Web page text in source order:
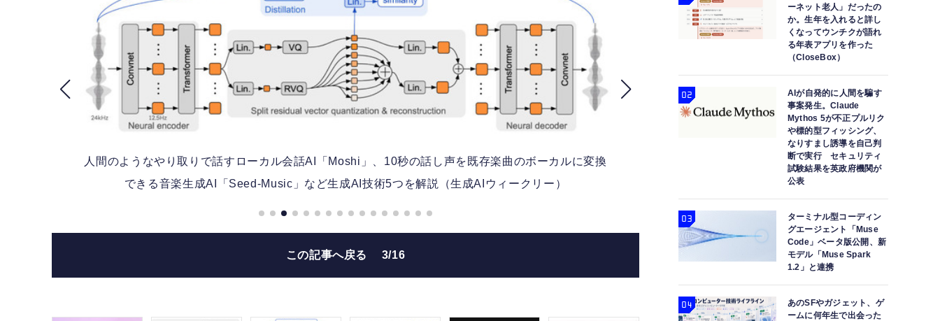
人間のようなやり取りで話すローカル会話AI「Moshi」、10秒の話し声を既存楽曲のボーカルに変換
できる音楽生成AI「Seed-Music」など生成AI技術5つを解説（生成AIウィークリー）
この記事へ戻る 3/16
ーネット老人」だったの
か。生年を入れると詳し
くなってウンチクが語れ
る年表アプリを作った
（CloseBox）
AIが自発的に人間を騙す
事案発生。Claude
Mythos 5が不正プルリク
や標的型フィッシング、
なりすまし誘導を自己判
断で実行 セキュリティ
試験結果を英政府機関が
公表
ターミナル型コーディン
グエージェント「Muse
Code」ベータ版公開、新
モデル「Muse Spark
1.2」と連携
あのSFやガジェット、ゲ
ームに何年生で出会った